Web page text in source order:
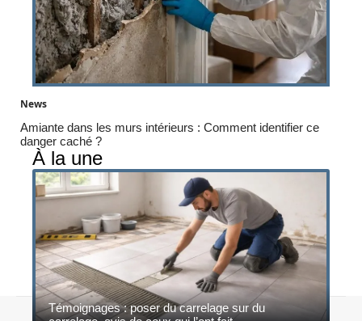
News
Amiante dans les murs intérieurs : Comment identifier ce
danger caché ?
À la une
Témoignages : poser du carrelage sur du
Contact Mentions légales Sitemap